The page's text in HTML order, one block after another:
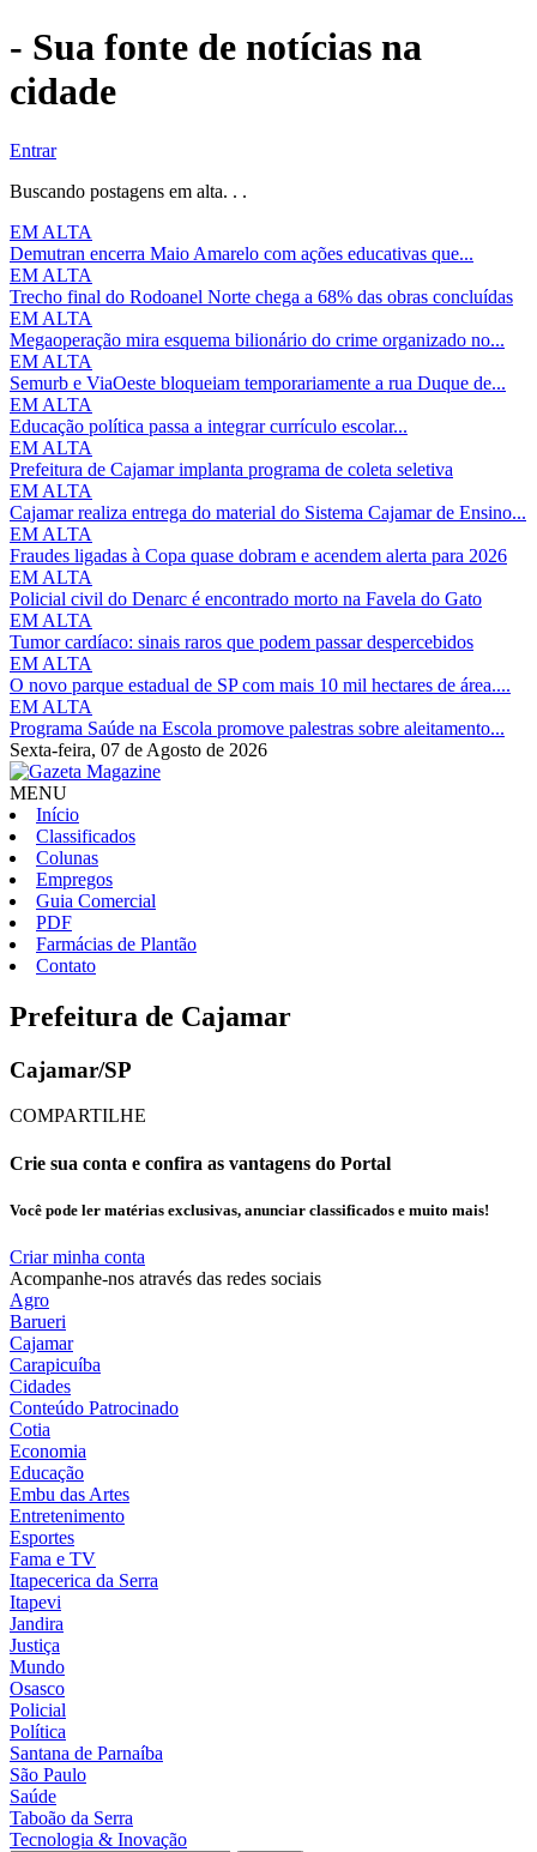
- Sua fonte de notícias na
cidade
Entrar
Buscando postagens em alta. . .
EM ALTA
Demutran encerra Maio Amarelo com ações educativas que...
EM ALTA
Trecho final do Rodoanel Norte chega a 68% das obras concluídas
EM ALTA
Megaoperação mira esquema bilionário do crime organizado no...
EM ALTA
Semurb e ViaOeste bloqueiam temporariamente a rua Duque de...
EM ALTA
Educação política passa a integrar currículo escolar...
EM ALTA
Prefeitura de Cajamar implanta programa de coleta seletiva
EM ALTA
Cajamar realiza entrega do material do Sistema Cajamar de Ensino...
EM ALTA
Fraudes ligadas à Copa quase dobram e acendem alerta para 2026
EM ALTA
Policial civil do Denarc é encontrado morto na Favela do Gato
EM ALTA
Tumor cardíaco: sinais raros que podem passar despercebidos
EM ALTA
O novo parque estadual de SP com mais 10 mil hectares de área....
EM ALTA
Programa Saúde na Escola promove palestras sobre aleitamento...
Sexta-feira, 07 de Agosto de 2026
MENU
Início
Classificados
Colunas
Empregos
Guia Comercial
PDF
Farmácias de Plantão
Contato
Prefeitura de Cajamar
Cajamar/SP
COMPARTILHE
Crie sua conta e confira as vantagens do Portal
Você pode ler matérias exclusivas, anunciar classificados e muito mais!
Criar minha conta
Acompanhe-nos através das redes sociais
Agro
Barueri
Cajamar
Carapicuíba
Cidades
Conteúdo Patrocinado
Cotia
Economia
Educação
Embu das Artes
Entretenimento
Esportes
Fama e TV
Itapecerica da Serra
Itapevi
Jandira
Justiça
Mundo
Osasco
Policial
Política
Santana de Parnaíba
São Paulo
Saúde
Taboão da Serra
Tecnologia & Inovação